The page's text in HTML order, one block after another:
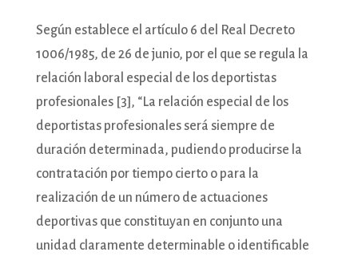
Según establece el artículo 6 del Real Decreto
1006/1985, de 26 de junio, por el que se regula la
relación laboral especial de los deportistas
profesionales [3], “La relación especial de los
deportistas profesionales será siempre de
duración determinada, pudiendo producirse la
contratación por tiempo cierto o para la
realización de un número de actuaciones
deportivas que constituyan en conjunto una
unidad claramente determinable o identificable